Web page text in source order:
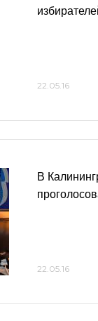
22.05.16
В
22.05.16